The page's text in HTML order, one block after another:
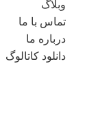
وبلاگ
تماس با ما
درباره ما
دانلود کاتالوگ